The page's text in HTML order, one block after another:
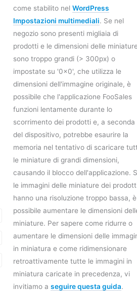
come stabilito nel WordPress
Impostazioni multimediali. Se nel
negozio sono presenti migliaia di
prodotti e le dimensioni delle
sono troppo grandi (> 300px) o
impostate su '0x0', che utilizza le
dimensioni dell'immagine originale, è
possibile che l'applicazione FooSales
funzioni lentamente durante lo
scorrimento dei prodotti e, a seconda
del dispositivo, potrebbe esaurire la
memoria nel tentativo di scaricare
le miniature di grandi dimensioni,
causando il blocco dell'applicazione.
le immagini delle miniature dei
hanno una risoluzione troppo bassa, è
possibile aumentare le dimensioni
miniature. Per sapere come ridurre o
aumentare le dimensioni delle
in miniatura e come ridimensionare
retroattivamente tutte le immagini in
miniatura caricate in precedenza, vi
invitiamo a seguire questa guida.